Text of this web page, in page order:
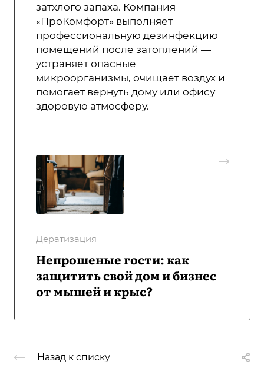
затхлого запаха. Компания
«ПроКомфорт» выполняет
профессиональную дезинфекцию
помещений после затоплений —
устраняет опасные
микроорганизмы, очищает воздух и
помогает вернуть дому или офису
здоровую атмосферу.
Дератизация
Непрошеные гости: как
защитить свой дом и бизнес
от мышей и крыс?
Назад к списку